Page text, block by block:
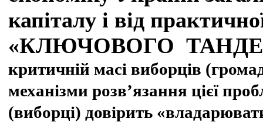
капіталу і від
«КЛЮЧОВОГО
критичній масі виборців
механізми розв’язання цієї
(виборці) довірить